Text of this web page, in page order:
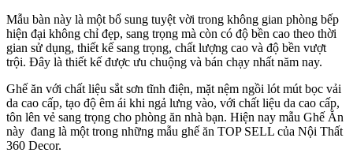
Mẫu bàn này là một bổ sung tuyệt vời trong không gian phòng bếp
hiện đại không chỉ đẹp, sang trọng mà còn có độ bền cao theo thời
gian sử dụng, thiết kế sang trọng, chất lượng cao và độ bền vượt
trội. Đây là thiết kế được ưu chuộng và bán chạy nhất năm nay.
Ghế ăn với chất liệu sắt sơn tĩnh điện, mặt nệm ngồi lót mút bọc vải
da cao cấp, tạo độ êm ái khi ngả lưng vào, với chất liệu da cao cấp,
tôn lên vẻ sang trọng cho phòng ăn nhà bạn. Hiện nay mẫu Ghế Ăn
này đang là một trong những mẫu ghế ăn TOP SELL của Nội Thất
360 Decor.